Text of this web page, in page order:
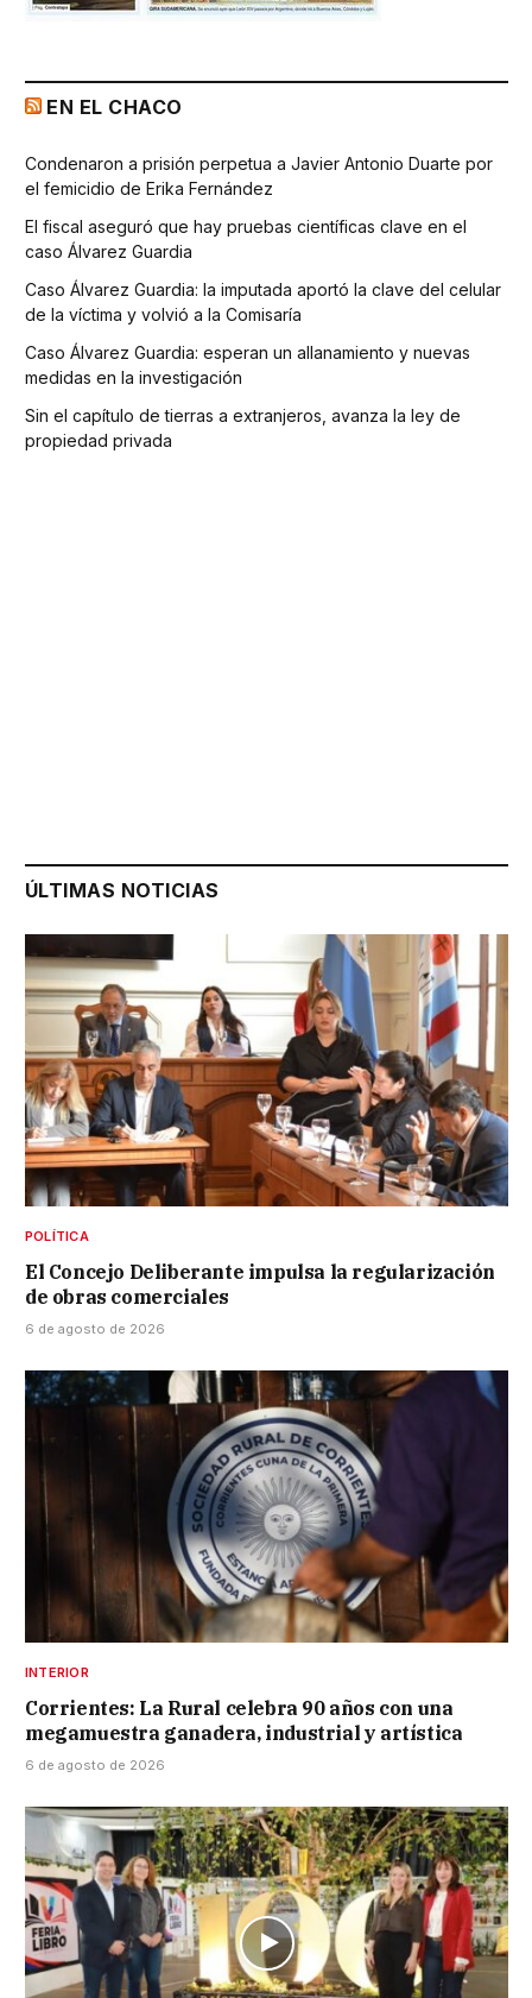
EN EL CHACO
Condenaron a prisión perpetua a Javier Antonio Duarte por
el femicidio de Erika Fernández
El fiscal aseguró que hay pruebas científicas clave en el
caso Álvarez Guardia
Caso Álvarez Guardia: la imputada aportó la clave del celular
de la víctima y volvió a la Comisaría
Caso Álvarez Guardia: esperan un allanamiento y nuevas
medidas en la investigación
Sin el capítulo de tierras a extranjeros, avanza la ley de
propiedad privada
ÚLTIMAS NOTICIAS
POLÍTICA
El Concejo Deliberante impulsa la regularización
de obras comerciales
6 de agosto de 2026
INTERIOR
Corrientes: La Rural celebra 90 años con una
megamuestra ganadera, industrial y artística
6 de agosto de 2026